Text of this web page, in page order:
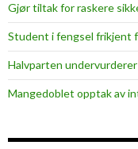
Gjør tiltak for raskere
Student i fengsel frikjent
Halvparten
Mangedoblet opptak av